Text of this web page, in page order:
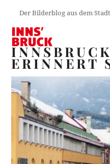
Der Bilderblog aus dem
INNSBRUCK
ERINNERT